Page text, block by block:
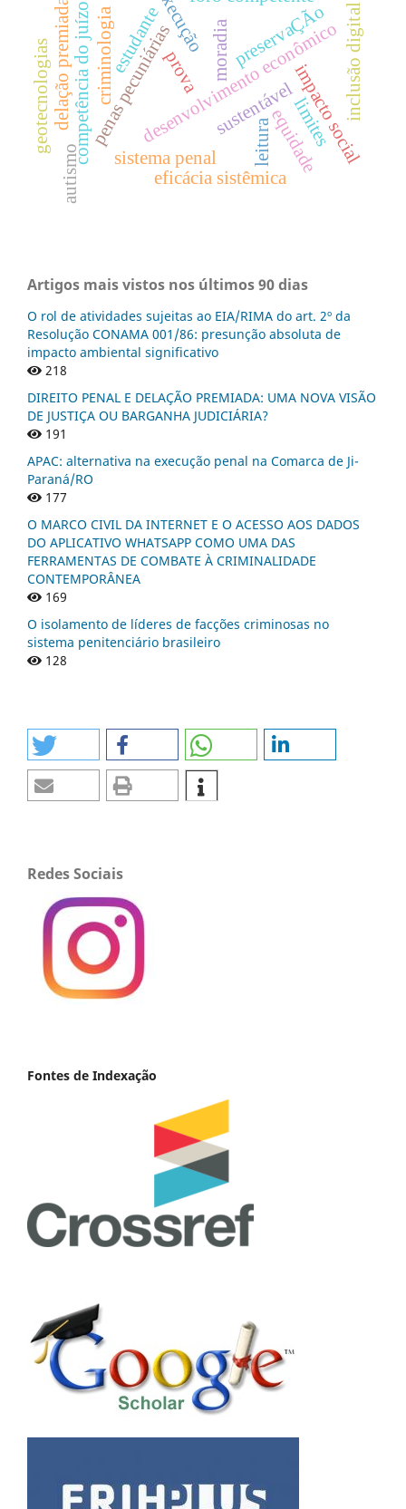
penas pecuniárias preservaÇÃo
criminologia desenvolvimento econômico
sustentável
leitura
moradia
competência do juízo execução
delação premiada
eficácia sistêmica
sistema penal impacto social
equidade
inclusão digital
limites
geotecnologias prova
estudante
autismo
Artigos mais vistos nos últimos 90 dias
O rol de atividades sujeitas ao EIA/RIMA do art. 2º da
Resolução CONAMA 001/86: presunção absoluta de
impacto ambiental significativo
218
DIREITO PENAL E DELAÇÃO PREMIADA: UMA NOVA VISÃO
DE JUSTIÇA OU BARGANHA JUDICIÁRIA?
191
APAC: alternativa na execução penal na Comarca de Ji-
Paraná/RO
177
O MARCO CIVIL DA INTERNET E O ACESSO AOS DADOS
DO APLICATIVO WHATSAPP COMO UMA DAS
FERRAMENTAS DE COMBATE À CRIMINALIDADE
CONTEMPORÂNEA
169
O isolamento de líderes de facções criminosas no
sistema penitenciário brasileiro
128
Redes Sociais
Fontes de Indexação